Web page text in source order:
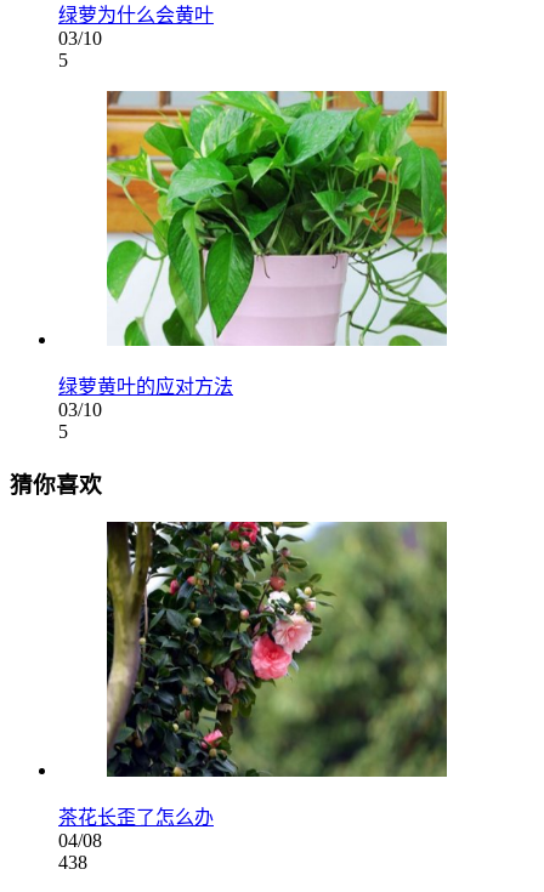
绿萝为什么会黄叶
03/10
5
绿萝黄叶的应对方法
03/10
5
猜你喜欢
茶花长歪了怎么办
04/08
438